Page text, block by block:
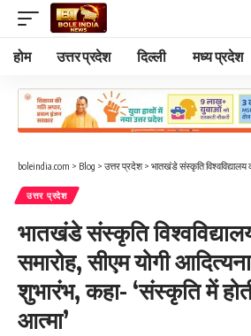
होम उत्तर प्रदेश दिल्ली मध्य प्रदेश
boleindia.com > Blog > उत्तर प्रदेश> भातखंडे संस्कृति विश्वविद्यालय का शताब्दी समारोह, सीएम
उत्तर प्रदेश
भातखंडे संस्कृति
समारोह, सीएम योगी
शुभारंभ, कहा- ‘संस्कृति में
आत्मा’